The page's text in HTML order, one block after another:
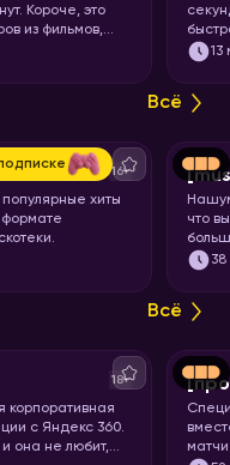
Короче, это
из фильмов,
угадать, откуда
13
Всё
16+
хиты
формате
что
38
Всё
18+
корпоративная
с Яндекс 360.
она не любит,